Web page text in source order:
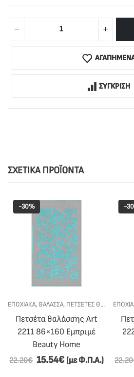
ΣΥΓΚΡΙΣΗ
ΣΧΕΤΙΚΆ ΠΡΟΪΌΝΤΑ
-30%
ΕΠΟΧΙΑΚΑ, ΘΑΛΑΣΣΑ, ΠΕΤΣΈΤΕΣ ΘΑΛΆΣΣΗΣ
Πετσέτα θαλάσσης Art
2211 86×160 Εμπριμέ
Beauty Home
22.20€ 15.54€ (με Φ.Π.Α.)
-
22.20